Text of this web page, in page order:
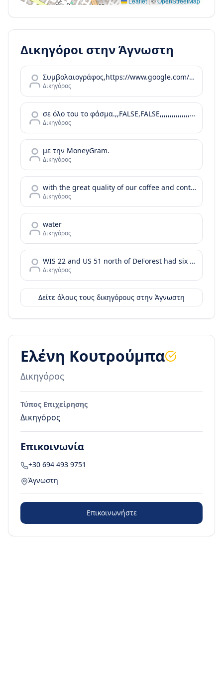
Δικηγόροι στηνΆγνωστη
Συμβολαιογράφος,https://www.google.com/maps/contrib/102269460360373694118,,,,,https://www.google.com/maps/place/%CE%91%CE%B3%CE%B3%CE%B5%CE%BB%CE%B9%CE%BA%CE%AE+%CE%91.+%CE%A0%CF%81%CE%AF%CF%86%CF%84%CE%B7%2C+%CE%A3%CF%85%CE%BC%CE%B2%CE%BF%CE%BB%CE%B1%CE%B9%CE%BF%CE%B3%CF%81%CE%AC%CF%86%CE%BF%CF%82/@37.0899085
Δικηγόρος
σε όλο του το φάσμα.,,FALSE,FALSE,,,,,,,,,,,,,,,,,,,,,,
Δικηγόρος
με την MoneyGram.
Δικηγόρος
with the great quality of our coffee and continue with your day or your bussiness meeting by enjoying the tastes of our food menu.
Δικηγόρος
water
Δικηγόρος
WIS 22 and US 51 north of DeForest had six injury crashes in the two years before the project was completed. In the two years after the roundabout was installed
Δικηγόρος
Δείτε όλους τους δικηγόρους στην Άγνωστη
Ελένη Κουτρούμπα
Δικηγόρος
Τύπος Επιχείρησης
Δικηγόρος
Επικοινωνία
+30 694 493 9751
Άγνωστη
Επικοινωνήστε